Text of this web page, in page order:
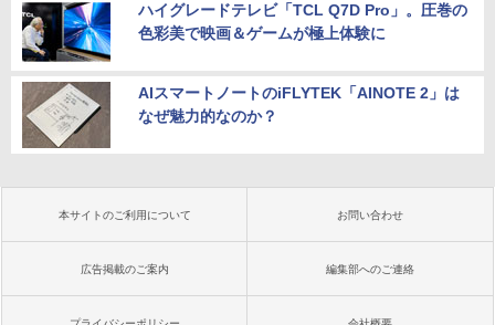
ハイグレードテレビ「TCL Q7D Pro」。圧巻の
色彩美で映画＆ゲームが極上体験に
AIスマートノートのiFLYTEK「AINOTE 2」は
なぜ魅力的なのか？
本サイトのご利用について お問い合わせ
広告掲載のご案内 編集部へのご連絡